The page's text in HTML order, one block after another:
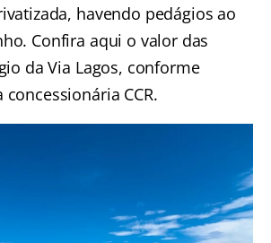
havendo pedágios ao
Confira aqui o valor das
da Via Lagos, conforme
CCR.